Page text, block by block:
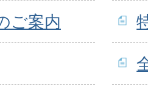
ご案内